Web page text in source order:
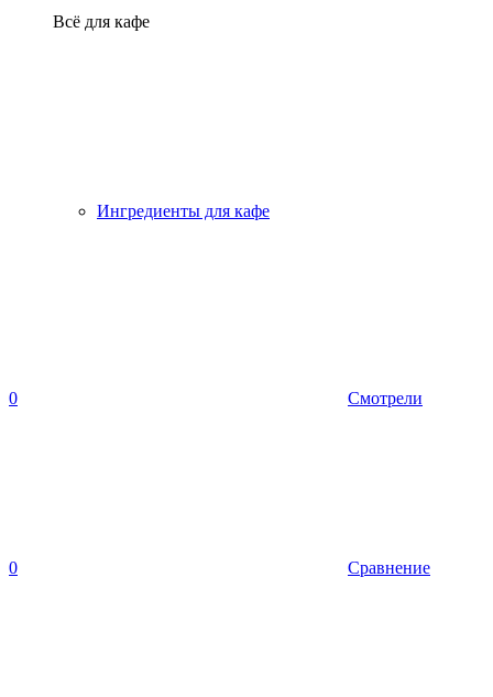
Всё для кафе
Ингредиенты для кафе
0 Смотрели
0 Сравнение